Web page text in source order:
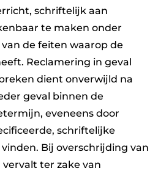
schriftelijk aan
te maken onder
de feiten waarop de
Reclamering in geval
dient onverwijld na
geval binnen de
eveneens door
schriftelijke
Bij overschrijding van
ter zake van